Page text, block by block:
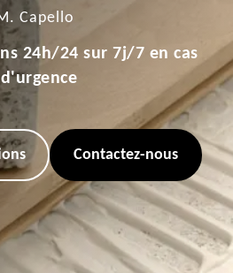
Capello
24h/24 sur 7j/7 en cas
d'urgence
Contactez-nous